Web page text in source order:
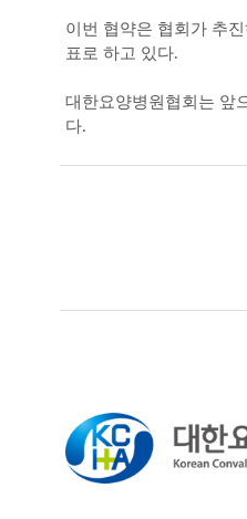
이번 협약은 협회가 추
표로 하고 있다.
대한요양병원협회는 앞
다.